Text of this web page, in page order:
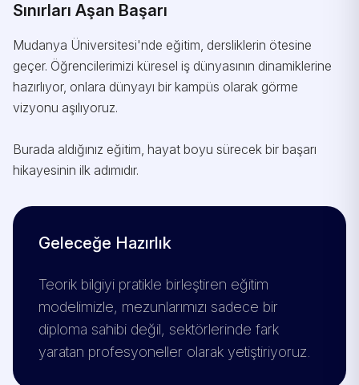
Sınırları Aşan Başarı
Mudanya Üniversitesi'nde eğitim, dersliklerin ötesine
geçer. Öğrencilerimizi küresel iş dünyasının dinamiklerine
hazırlıyor, onlara dünyayı bir kampüs olarak görme
vizyonu aşılıyoruz.
Burada aldığınız eğitim, hayat boyu sürecek bir başarı
hikayesinin ilk adımıdır.
Geleceğe Hazırlık
Teorik bilgiyi pratikle birleştiren eğitim
modelimizle, mezunlarımızı sadece bir
diploma sahibi değil, sektörlerinde fark
yaratan profesyoneller olarak yetiştiriyoruz.